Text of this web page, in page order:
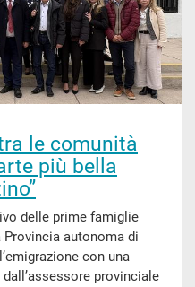
le comunità
più bella
delle prime famiglie
autonoma di
con una
provinciale